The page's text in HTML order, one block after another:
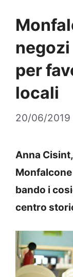
per
locali
20/06/2019
Anna
bando i
centro